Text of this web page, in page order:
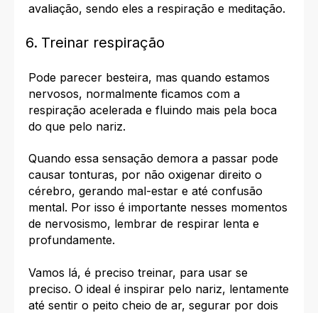
avaliação, sendo eles a respiração e meditação.
Treinar respiração
Pode parecer besteira, mas quando estamos
nervosos, normalmente ficamos com a
respiração acelerada e fluindo mais pela boca
do que pelo nariz.
Quando essa sensação demora a passar pode
causar tonturas, por não oxigenar direito o
cérebro, gerando mal-estar e até confusão
mental. Por isso é importante nesses momentos
de nervosismo, lembrar de respirar lenta e
profundamente.
Vamos lá, é preciso treinar, para usar se
preciso. O ideal é inspirar pelo nariz, lentamente
até sentir o peito cheio de ar, segurar por dois